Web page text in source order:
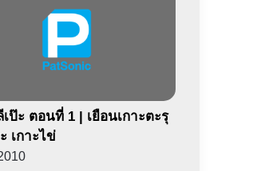
เป๊ะ ตอนที่ 1 | เยือนเกาะตะรุ
เกาะไข่